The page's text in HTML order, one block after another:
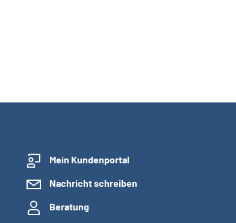
Mein Kundenportal
Nachricht schreiben
Beratung